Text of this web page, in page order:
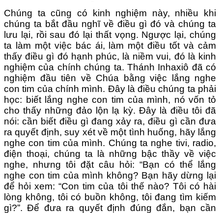
Chúng ta cũng có kinh nghiệm này, nhiều khi
chúng ta bắt đầu nghĩ về điều gì đó và chúng ta
lưu lại, rồi sau đó lại thất vọng. Ngược lại, chúng
ta làm một việc bác ái, làm một điều tốt và cảm
thấy điều gì đó hạnh phúc, là niềm vui, đó là kinh
nghiệm của chính chúng ta. Thánh Inhaxiô đã có
nghiệm đầu tiên về Chúa bằng việc lắng nghe
con tim của chính mình. Đây là điều chúng ta phải
học: biết lắng nghe con tim của mình, nó vốn tỏ
cho thấy những đảo lộn lạ kỳ. Đây là điều tôi đã
nói: cần biết điều gì đang xảy ra, điều gì cần đưa
ra quyết định, suy xét về một tình huống, hãy lắng
nghe con tim của mình. Chúng ta nghe tivi, radio,
điện thoại, chúng ta là những bậc thầy về việc
nghe, nhưng tôi đặt câu hỏi: “Bạn có thể lắng
nghe con tim của mình không? Bạn hãy dừng lại
để hỏi xem: “Con tim của tôi thế nào? Tôi có hài
lòng không, tôi có buồn không, tôi đang tìm kiếm
gì?”. Để đưa ra quyết định đúng đắn, bạn cần